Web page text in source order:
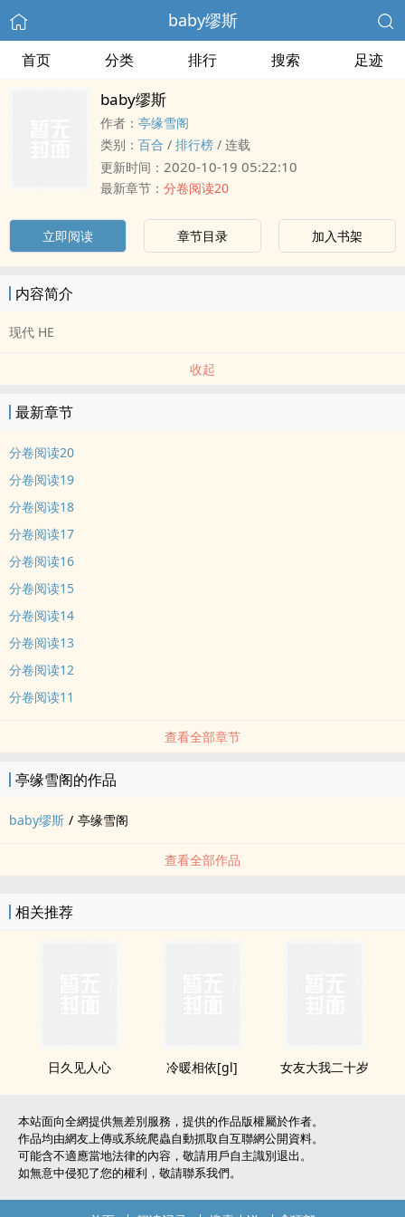
baby缪斯
首页 分类 排行 搜索 足迹
baby缪斯
作者： 亭缘雪阁
类别： 百合 / 排行榜 / 连载
更新时间： 2020-10-19 05:22:10
最新章节： 分卷阅读20
立即阅读 章节目录 加入书架
内容简介
现代 HE
收起
最新章节
分卷阅读20
分卷阅读19
分卷阅读18
分卷阅读17
分卷阅读16
分卷阅读15
分卷阅读14
分卷阅读13
分卷阅读12
分卷阅读11
查看全部章节
亭缘雪阁的作品
baby缪斯 / 亭缘雪阁
查看全部作品
相关推荐
日久见人心 冷暖相依[gl] 女友大我二十岁
本站面向全網提供無差別服務，提供的作品版權屬於作者。
作品均由網友上傳或系統爬蟲自動抓取自互聯網公開資料。
可能含不適應當地法律的內容，敬請用戶自主識別退出。
如無意中侵犯了您的權利，敬請聯系我們。